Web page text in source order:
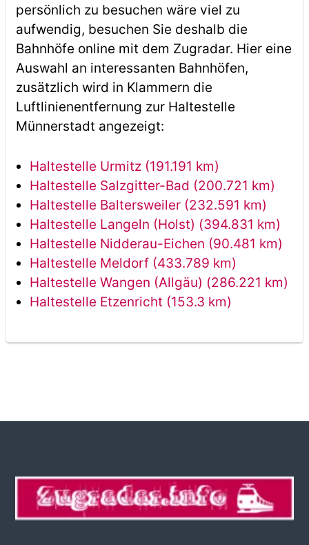
persönlich zu besuchen wäre viel zu
aufwendig, besuchen Sie deshalb die
Bahnhöfe online mit dem Zugradar. Hier eine
Auswahl an interessanten Bahnhöfen,
zusätzlich wird in Klammern die
Luftlinienentfernung zur Haltestelle
Münnerstadt angezeigt:
Haltestelle Urmitz (191.191 km)
Haltestelle Salzgitter-Bad (200.721 km)
Haltestelle Baltersweiler (232.591 km)
Haltestelle Langeln (Holst) (394.831 km)
Haltestelle Nidderau-Eichen (90.481 km)
Haltestelle Meldorf (433.789 km)
Haltestelle Wangen (Allgäu) (286.221 km)
Haltestelle Etzenricht (153.3 km)